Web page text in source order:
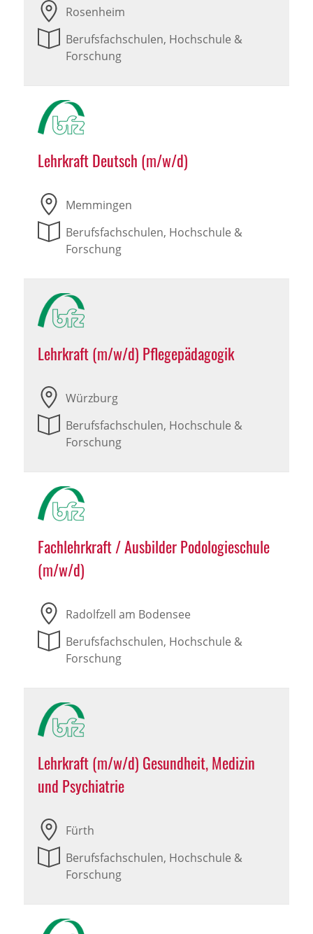
Rosenheim
Berufsfachschulen, Hochschule &
Forschung
Lehrkraft Deutsch (m/w/d)
Memmingen
Berufsfachschulen, Hochschule &
Forschung
Lehrkraft (m/w/d) Pflegepädagogik
Würzburg
Berufsfachschulen, Hochschule &
Forschung
Fachlehrkraft / Ausbilder Podologieschule
(m/w/d)
Radolfzell am Bodensee
Berufsfachschulen, Hochschule &
Forschung
Lehrkraft (m/w/d) Gesundheit, Medizin
und Psychiatrie
Fürth
Berufsfachschulen, Hochschule &
Forschung